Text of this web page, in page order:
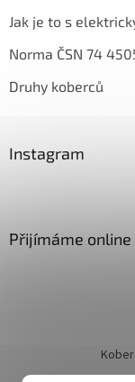
Jak je to s
Norma ČSN 74
Druhy koberců
Instagram
Přijímáme